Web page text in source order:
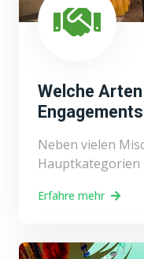
Welche
Neben vielen
Hauptkategorien
Erfahre mehr